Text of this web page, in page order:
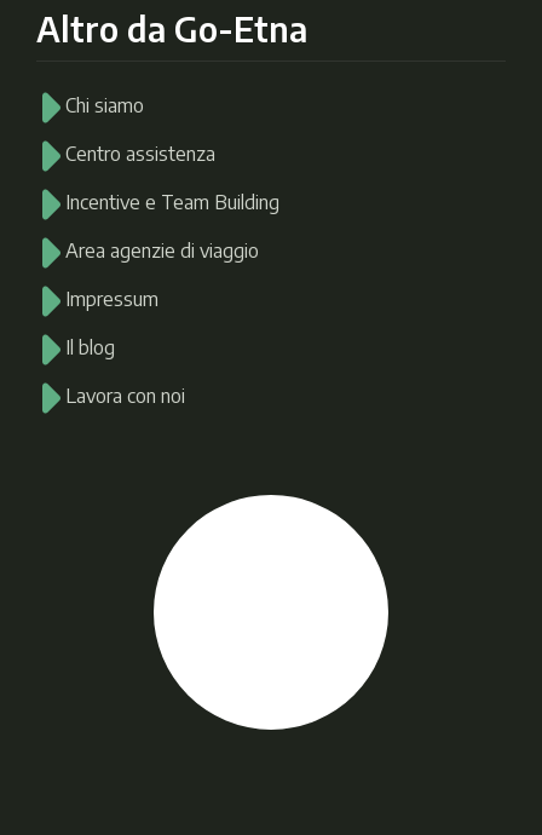
Altro da Go-Etna
Chi siamo
Centro assistenza
Incentive e Team Building
Area agenzie di viaggio
Impressum
Il blog
Lavora con noi